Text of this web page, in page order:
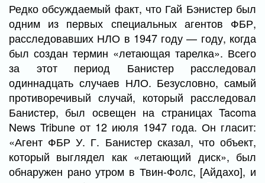
Редко обсуждаемый факт, что Гай Бэнистер был
одним из первых специальных агентов ФБР,
расследовавших НЛО в 1947 году — году, когда
был создан термин «летающая тарелка». Всего
за этот период Банистер расследовал
одиннадцать случаев НЛО. Безусловно, самый
противоречивый случай, который расследовал
Банистер, был освещен на страницах Tacoma
News Tribune от 12 июля 1947 года. Он гласит:
«Агент ФБР У. Г. Банистер сказал, что объект,
который выглядел как «летающий диск», был
обнаружен рано утром в Твин-Фолс, [Айдахо], и